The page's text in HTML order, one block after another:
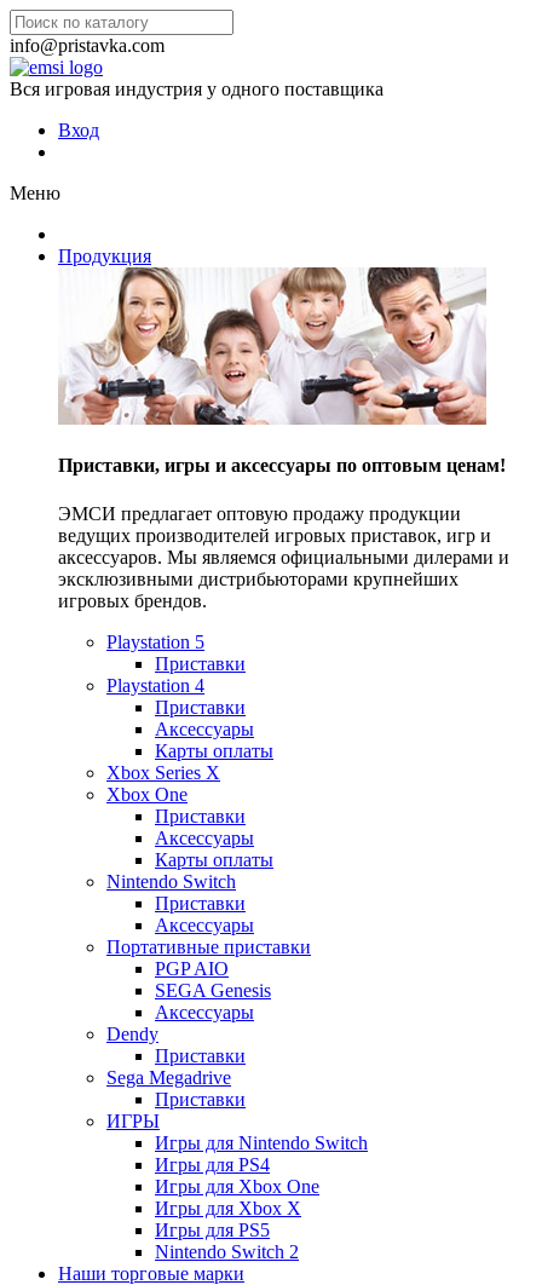
info@pristavka.com
Вся игровая индустрия у одного поставщика
Вход
Меню
Продукция
Приставки, игры и аксессуары по оптовым ценам!
ЭМСИ предлагает оптовую продажу продукции
ведущих производителей игровых приставок, игр и
аксессуаров. Мы являемся официальными дилерами и
эксклюзивными дистрибьюторами крупнейших
игровых брендов.
Playstation 5
Приставки
Playstation 4
Приставки
Аксессуары
Карты оплаты
Xbox Series X
Xbox One
Приставки
Аксессуары
Карты оплаты
Nintendo Switch
Приставки
Аксессуары
Портативные приставки
PGP AIO
SEGA Genesis
Аксессуары
Dendy
Приставки
Sega Megadrive
Приставки
ИГРЫ
Игры для Nintendo Switch
Игры для PS4
Игры для Xbox One
Игры для Xbox X
Игры для PS5
Nintendo Switch 2
Наши торговые марки